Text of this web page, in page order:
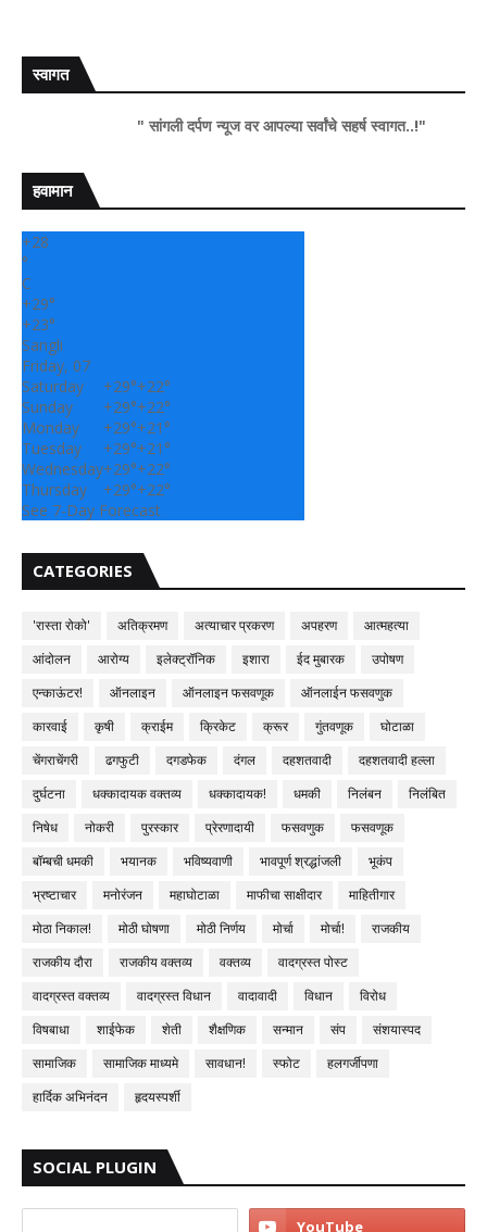
स्वागत
" सांगली दर्पण न्यूज वर आपल्या सर्वांचे सहर्ष स्वागत..!"
हवामान
+28
°
C
+29°
+23°
Sangli
Friday, 07
Saturday
+29°+22°
Sunday
+29°+22°
Monday
+29°+21°
Tuesday
+29°+21°
Wednesday+29°+22°
Thursday
+29°+22°
See 7-Day Forecast
CATEGORIES
'रास्ता रोको' अतिक्रमण अत्याचार प्रकरण अपहरण
आत्महत्या
आंदोलन
आरोग्य इलेक्ट्रॉनिक इशारा ईद मुबारक
उपोषण
एन्काऊंटर!
ऑनलाइन ऑनलाइन फसवणूक
ऑनलाईन फसवणुक
कारवाई
कृषी क्राईम क्रिकेट क्रूर गुंतवणूक
घोटाळा
चेंगराचेंगरी
ढगफुटी दगडफेक दंगल दहशतवादी
दहशतवादी हल्ला
दुर्घटना
धक्कादायक वक्तव्य धक्कादायक! धमकी निलंबन
निलंबित
निषेध
नोकरी पुरस्कार प्रेरणादायी फसवणुक
फसवणूक
बॉम्बची धमकी
भयानक भविष्यवाणी भावपूर्ण श्रद्धांजली
भूकंप
भ्रष्टाचार
मनोरंजन महाघोटाळा माफीचा साक्षीदार
माहितीगार
मोठा निकाल!
मोठी घोषणा मोठी निर्णय मोर्चा मोर्चा!
राजकीय
राजकीय दौरा
राजकीय वक्तव्य वक्तव्य
वादग्रस्त पोस्ट
वादग्रस्त वक्तव्य
वादग्रस्त विधान वादावादी विधान
विरोध
विषबाधा
शाईफेक शेती शैक्षणिक सन्मान संप
संशयास्पद
सामाजिक
सामाजिक माध्यमे सावधान! स्फोट
हलगर्जीपणा
हार्दिक अभिनंदन
हृदयस्पर्शी
SOCIAL PLUGIN